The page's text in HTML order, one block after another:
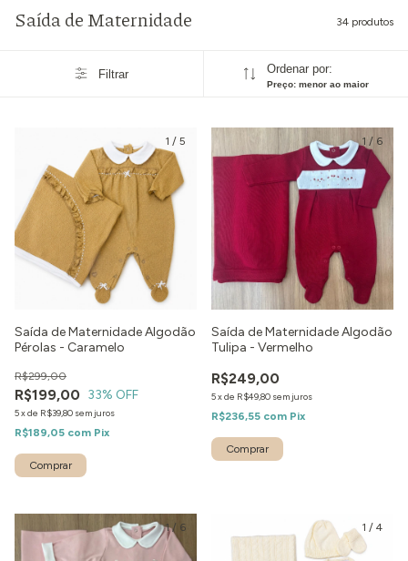
Saída de Maternidade 34 produtos
Filtrar Ordenar por:
Preço: menor ao maior
1 / 5
Saída de Maternidade Algodão
Pérolas - Caramelo
R$199,00
R$299,00
33% OFF
5xde R$39,80 sem juros
R$189,05 com Pix
Comprar
1 / 6
Saída de Maternidade Algodão
Tulipa - Vermelho
R$249,00
5xde R$49,80 sem juros
R$236,55 com Pix
Comprar
1/ 6 1 / 4